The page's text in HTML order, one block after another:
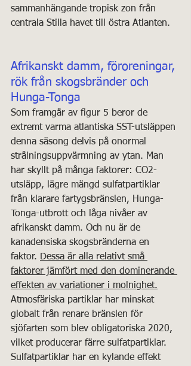
sammanhängande tropisk zon från
centrala Stilla havet till östra Atlanten.
Afrikanskt damm, föroreningar,
rök från skogsbränder och
Hunga-Tonga
Som framgår av figur 5 beror de
extremt varma atlantiska SST-utsläppen
denna säsong delvis på onormal
strålningsuppvärmning av ytan. Man
har skyllt på många faktorer: CO2-
utsläpp, lägre mängd sulfatpartiklar
från klarare fartygsbränslen, Hunga-
Tonga-utbrott och låga nivåer av
afrikanskt damm. Och nu är de
kanadensiska skogsbränderna en
faktor. Dessa är alla relativt små
faktorer jämfört med den dominerande
effekten av variationer i molnighet.
Atmosfäriska partiklar har minskat
globalt från renare bränslen för
sjöfarten som blev obligatoriska 2020,
vilket producerar färre sulfatpartiklar.
Sulfatpartiklar har en kylande effekt